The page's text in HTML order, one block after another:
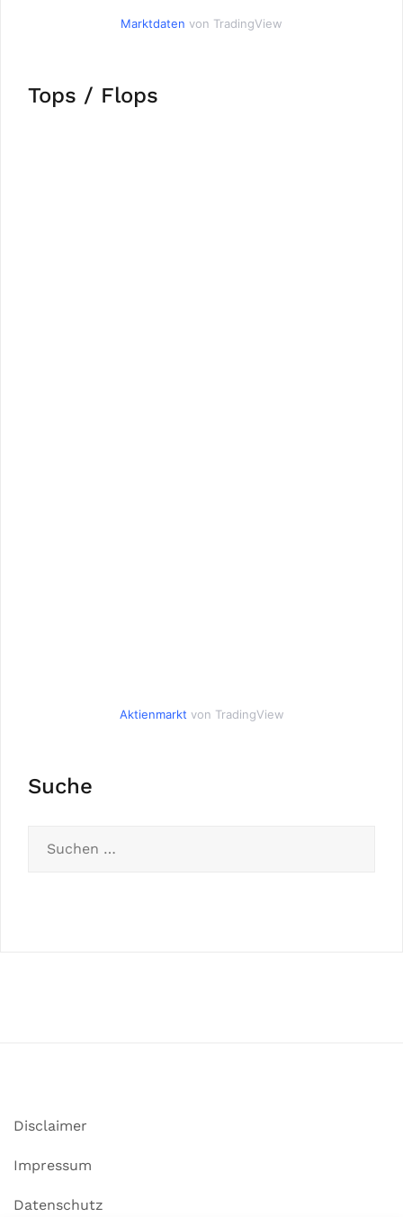
Marktdaten von TradingView
Tops / Flops
Aktienmarkt von TradingView
Suche
Disclaimer
Impressum
Datenschutz